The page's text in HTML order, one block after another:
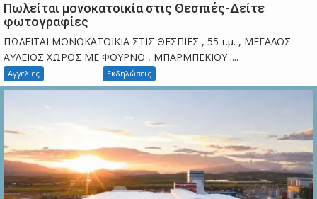
Πωλείται μονοκατοικία στις Θεσπιές-Δείτε
φωτογραφίες
ΠΩΛΕΙΤΑΙ ΜΟΝΟΚΑΤΟΙΚΙΑ ΣΤΙΣ ΘΕΣΠΙΕΣ , 55 τ.μ. , ΜΕΓΑΛΟΣ
ΑΥΛΕΙΟΣ ΧΩΡΟΣ ΜΕ ΦΟΥΡΝΟ , ΜΠΑΡΜΠΕΚΙΟΥ ....
Αγγελιες Εκδηλώσεις